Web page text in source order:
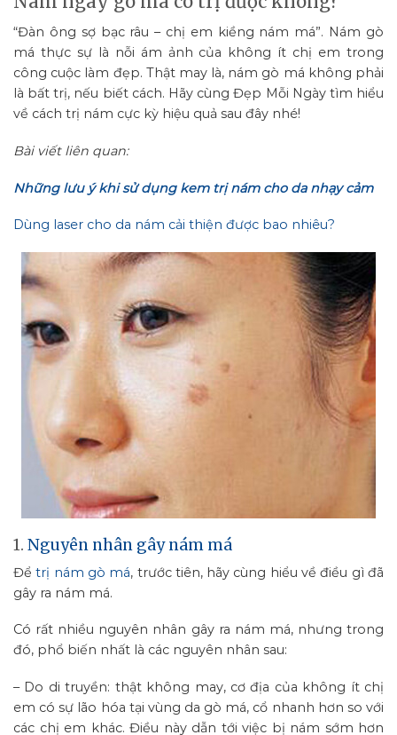
“Đàn ông sợ bạc râu – chị em kiềng nám má”. Nám gò
má thực sự là nỗi ám ảnh của không ít chị em trong
công cuộc làm đẹp. Thật may là, nám gò má không phải
là bất trị, nếu biết cách. Hãy cùng Đẹp Mỗi Ngày tìm hiểu
về cách trị nám cực kỳ hiệu quả sau đây nhé!
Bài viết liên quan:
Những lưu ý khi sử dụng kem trị nám cho da nhạy cảm
Dùng laser cho da nám cải thiện được bao nhiêu?
1. Nguyên nhân gây nám má
Đểtrị nám gò má, trước tiên, hãy cùng hiểu về điều gì đã
gây ra nám má.
Có rất nhiều nguyên nhân gây ra nám má, nhưng trong
đó, phổ biến nhất là các nguyên nhân sau:
– Do di truyền: thật không may, cơ địa của không ít chị
em có sự lão hóa tại vùng da gò má, cổ nhanh hơn so với
các chị em khác. Điều này dẫn tới việc bị nám sớm hơn